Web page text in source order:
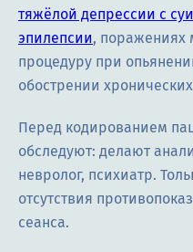
тяжёлой депрессии с
эпилепсии, поражениях
процедуру при
обострении
Перед кодированием
обследуют: делают
невролог, психиатр.
отсутствия
сеанса.